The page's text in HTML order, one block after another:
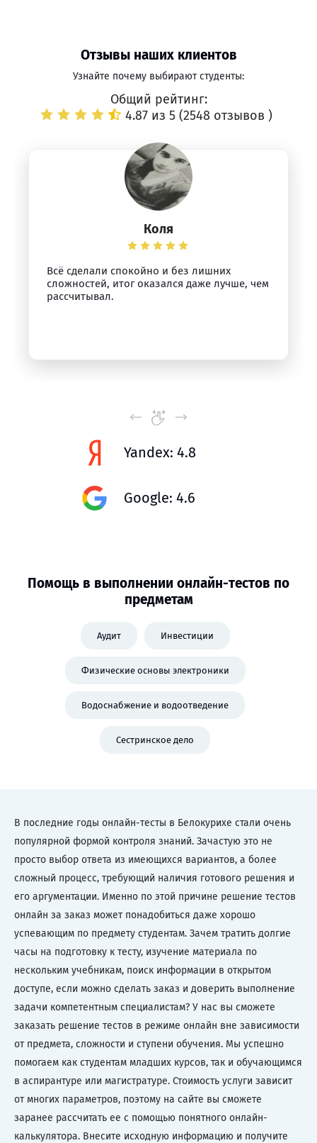
Отзывы наших клиентов
Узнайте почему выбирают студенты:
Общий рейтинг:
4.87 из 5 (2548 отзывов )
Коля
Всё сделали спокойно и без лишних
сложностей, итог оказался даже лучше, чем
рассчитывал.
Yandex: 4.8
Google: 4.6
Помощь в выполнении онлайн-тестов по
предметам
Аудит Инвестиции
Физические основы электроники
Водоснабжение и водоотведение
Сестринское дело
В последние годы онлайн-тесты в Белокурихе стали очень
популярной формой контроля знаний. Зачастую это не
просто выбор ответа из имеющихся вариантов, а более
сложный процесс, требующий наличия готового решения и
его аргументации. Именно по этой причине решение тестов
онлайн за заказ может понадобиться даже хорошо
успевающим по предмету студентам. Зачем тратить долгие
часы на подготовку к тесту, изучение материала по
нескольким учебникам, поиск информации в открытом
доступе, если можно сделать заказ и доверить выполнение
задачи компетентным специалистам? У нас вы сможете
заказать решение тестов в режиме онлайн вне зависимости
от предмета, сложности и ступени обучения. Мы успешно
помогаем как студентам младших курсов, так и обучающимся
в аспирантуре или магистратуре. Стоимость услуги зависит
от многих параметров, поэтому на сайте вы сможете
заранее рассчитать ее с помощью понятного онлайн-
калькулятора. Внесите исходную информацию и получите